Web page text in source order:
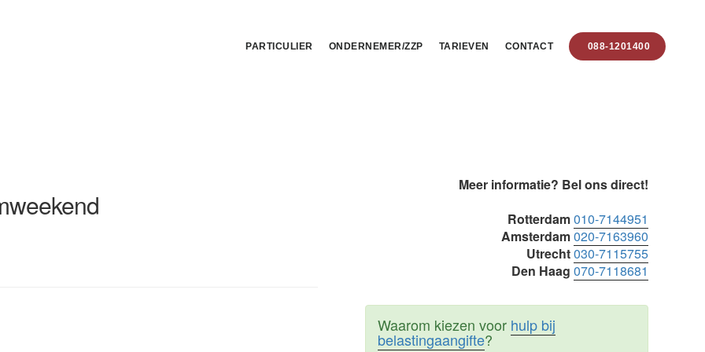
PARTICULIER ONDERNEMER/ZZP TARIEVEN CONTACT 088-1201400
Meer informatie? Bel ons direct!
Rotterdam010-7144951
Amsterdam020-7163960
Utrecht030-7115755
Den Haag 070-7118681
Waarom kiezen voor hulp bij
belastingaangifte?